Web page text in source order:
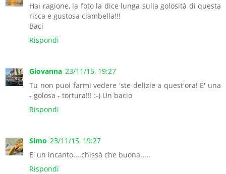
Hai ragione, la foto la dice lunga sulla golosità di questa
ricca e gustosa ciambella!!!
Baci
Rispondi
Giovanna 23/11/15, 19:27
Tu non puoi farmi vedere 'ste delizie a quest'ora! E' una
- golosa - tortura!!! :-) Un bacio
Rispondi
Simo 23/11/15, 19:27
E' un incanto....chissà che buona.....
Rispondi